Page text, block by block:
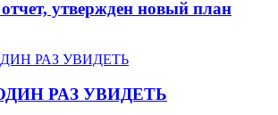
утвержден новый план
РАЗ УВИДЕТЬ